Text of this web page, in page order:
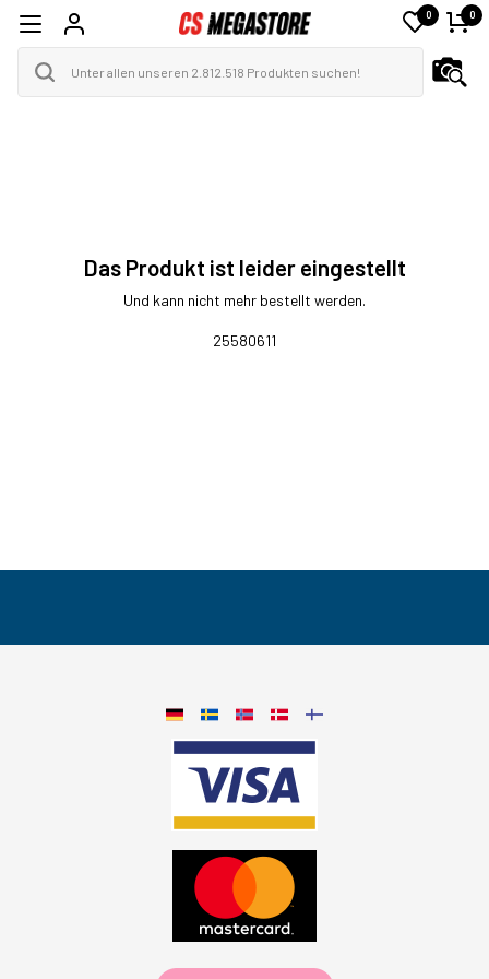
0 0
Das Produkt ist leider eingestellt
Und kann nicht mehr bestellt werden.
25580611